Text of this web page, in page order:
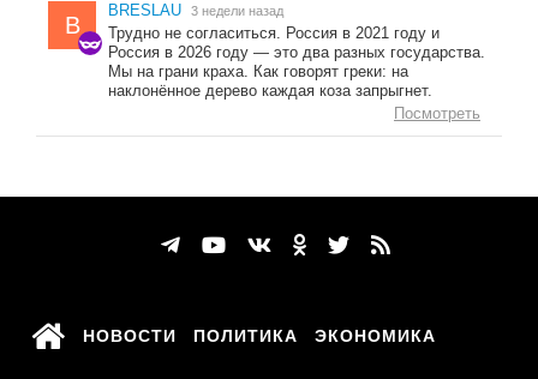
B
BRESLAU 3 недели назад
Трудно не согласиться. Россия в 2021 году и
Россия в 2026 году — это два разных государства.
Мы на грани краха. Как говорят греки: на
наклонённое дерево каждая коза запрыгнет.
Посмотреть
НОВОСТИ ПОЛИТИКА ЭКОНОМИКА